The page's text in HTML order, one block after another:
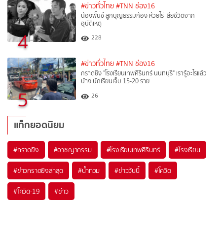
4
#ข่าวทั่วไทย #TNN ช่อง16
น้องพั้นช์ ลูกบุญธรรมก้อง ห้วยไร่ เสียชีวิตจาก
อุบัติเหตุ
228
5
#ข่าวทั่วไทย #TNN ช่อง16
กราดยิง "โรงเรียนเทพศิรินทร์ นนทบุรี" เรารู้อะไรแล้ว
บ้าง นักเรียนเจ็บ 15-20 ราย
26
แท็กยอดนิยม
#กราดยิง #อาชญากรรม #โรงเรียนเทพศิรินทร์ #โรงเรียน
#ข่าวกราดยิงล่าสุด #น้ำท่วม #ข่าววันนี้ #โควิด
#โควิด-19 #ข่าว